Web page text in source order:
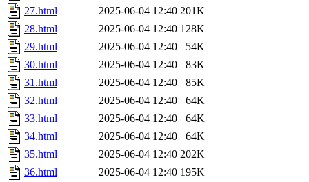
27.html
2025-06-04 12:40 201K
28.html
2025-06-04 12:40 128K
29.html
2025-06-04 12:40
54K
30.html
2025-06-04 12:40
83K
31.html
2025-06-04 12:40
85K
32.html
2025-06-04 12:40
64K
33.html
2025-06-04 12:40
64K
34.html
2025-06-04 12:40
64K
35.html
2025-06-04 12:40 202K
36.html
2025-06-04 12:40 195K